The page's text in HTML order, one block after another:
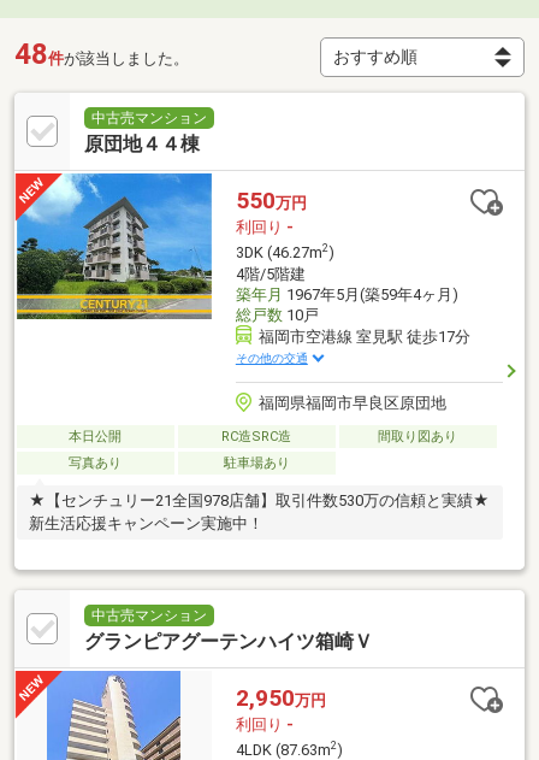
48件が該当しました。
中古売マンション
原団地４４棟
550万円
利回り -
3DK (46.27m2)
4階/5階建
築年月 1967年5月(築59年4ヶ月)
総戸数10戸
福岡市空港線 室見駅 徒歩17分
その他の交通
福岡県福岡市早良区原団地
本日公開 RC造SRC造
間取り図あり
写真あり
駐車場あり
★【センチュリー21全国978店舗】取引件数530万の信頼と実績★
新生活応援キャンペーン実施中！
中古売マンション
グランピアグーテンハイツ箱崎Ｖ
2,950万円
利回り -
4LDK (87.63m2)